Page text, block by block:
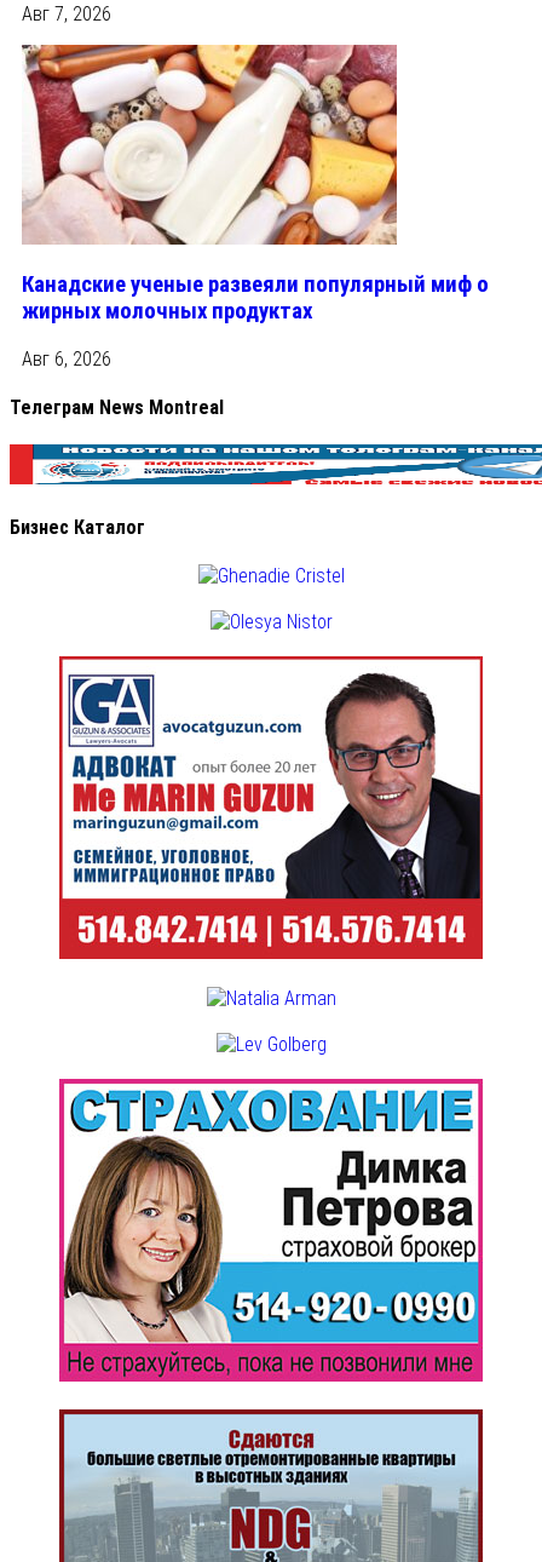
Авг 7, 2026
Канадские ученые развеяли популярный миф о
жирных молочных продуктах
Авг 6, 2026
Телеграм News Montreal
Бизнес Каталог